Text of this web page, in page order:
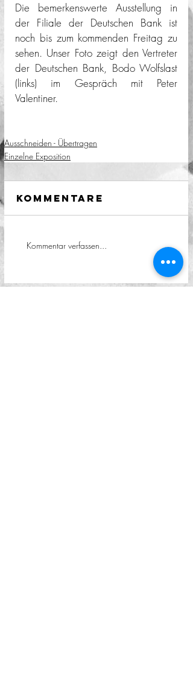
Die bemerkenswerte Ausstellung in
der Filiale der Deutschen Bank ist
noch bis zum kommenden Freitag zu
sehen. Unser Foto zeigt den Vertreter
der Deutschen Bank, Bodo Wolfslast
(links) im Gespräch mit Peter
Valentiner.
Ausschneiden - Übertragen
Einzelne Exposition
Kommentare
Kommentar verfassen...